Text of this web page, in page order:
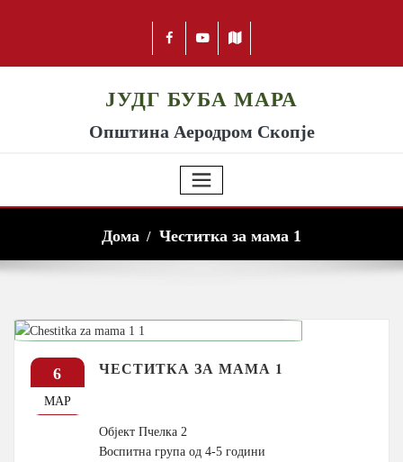
ЈУДГ БУБА МАРА
Општина Аеродром Скопје
Дома Честитка за мама 1
6
МАР
ЧЕСТИТКА ЗА МАМА 1
Објект Пчелка 2
Воспитна група од 4-5 години